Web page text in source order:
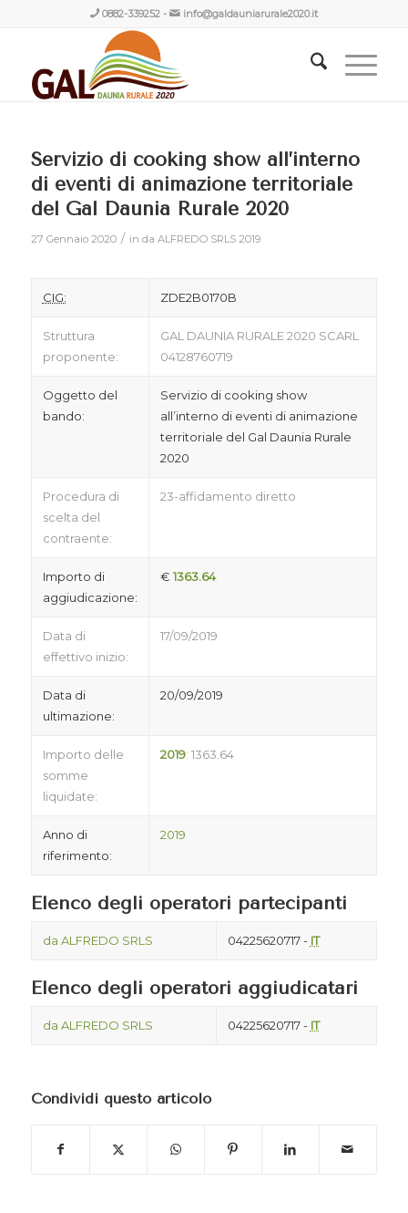
0882-339252- info@galdauniarurale2020.it
Servizio di cooking show all’interno
di eventi di animazione territoriale
del Gal Daunia Rurale 2020
27 Gennaio 2020 / in da ALFREDO SRLS 2019
CIG: ZDE2B0170B
Struttura
proponente:
GAL DAUNIA RURALE 2020 SCARL
04128760719
Oggetto del
bando:
Servizio di cooking show
all’interno di eventi di animazione
territoriale del Gal Daunia Rurale
2020
Procedura di
scelta del
contraente:
23-affidamento diretto
Importo di
aggiudicazione:
€ 1363.64
Data di
effettivo inizio:
17/09/2019
Data di
ultimazione:
20/09/2019
Importo delle
somme
liquidate:
2019: 1363.64
Anno di
riferimento:
2019
Elenco degli operatori partecipanti
da ALFREDO SRLS 04225620717 - IT
Elenco degli operatori aggiudicatari
da ALFREDO SRLS 04225620717 - IT
Condividi questo articolo